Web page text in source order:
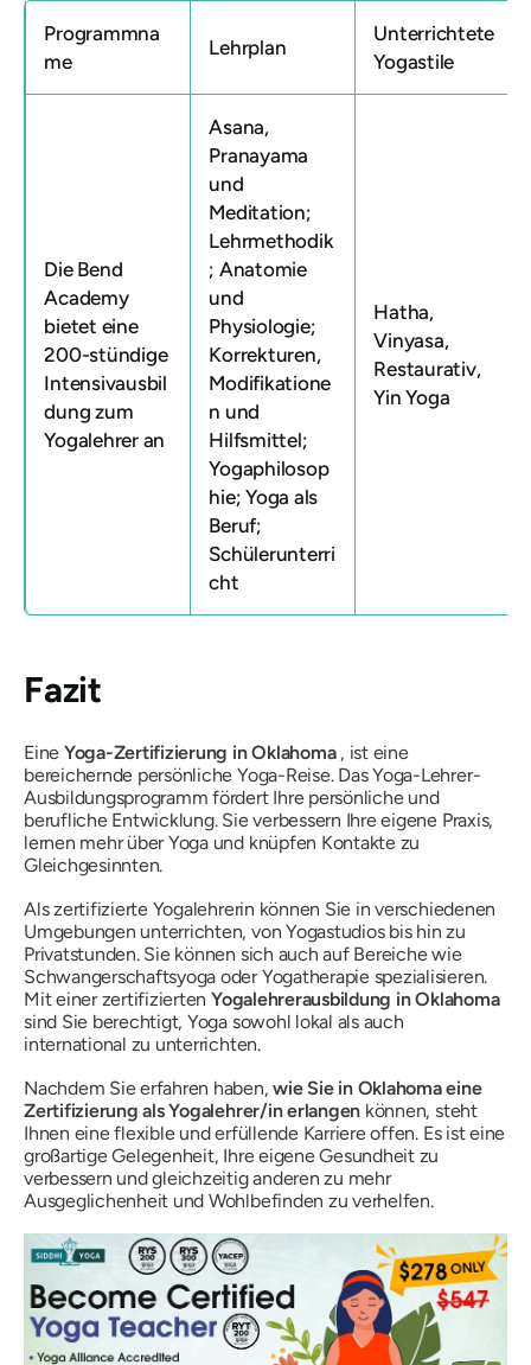
Programmna
me
Lehrplan
Unterrichtete
Yogastile
Die Bend
Academy
bietet eine
200-stündige
Intensivausbil
dung zum
Yogalehrer an
Asana,
Pranayama
und
Meditation;
Lehrmethodik
; Anatomie
und
Physiologie;
Korrekturen,
Modifikatione
n und
Hilfsmittel;
Yogaphilosop
hie; Yoga als
Beruf;
Schülerunterri
cht
Hatha,
Vinyasa,
Restaurativ,
Yin Yoga
Fazit
Eine Yoga-Zertifizierung in Oklahoma, ist eine
bereichernde persönliche Yoga-Reise. Das Yoga-Lehrer-
Ausbildungsprogramm fördert Ihre persönliche und
berufliche Entwicklung. Sie verbessern Ihre eigene Praxis,
lernen mehr über Yoga und knüpfen Kontakte zu
Gleichgesinnten.
Als zertifizierte Yogalehrerin können Sie in verschiedenen
Umgebungen unterrichten, von Yogastudios bis hin zu
Privatstunden. Sie können sich auch auf Bereiche wie
Schwangerschaftsyoga oder Yogatherapie spezialisieren.
Mit einer zertifizierten Yogalehrerausbildung in Oklahoma
sind Sie berechtigt, Yoga sowohl lokal als auch
international zu unterrichten.
Nachdem Sie erfahren haben,wie Sie in Oklahoma eine
Zertifizierung als Yogalehrer/in erlangen können, steht
Ihnen eine flexible und erfüllende Karriere offen. Es ist eine
großartige Gelegenheit, Ihre eigene Gesundheit zu
verbessern und gleichzeitig anderen zu mehr
Ausgeglichenheit und Wohlbefinden zu verhelfen.